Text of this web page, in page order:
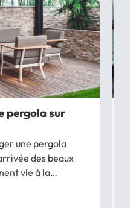
pergola sur
une pergola
des beaux
vie à la
d’ombrage
adossée au mur